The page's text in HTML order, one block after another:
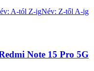
A-tól Z-igNév: Z-től A-ig
Note 15 Pro 5G